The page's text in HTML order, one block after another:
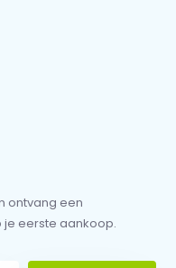
ontvang een
je eerste aankoop.